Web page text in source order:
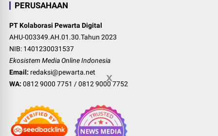
PERUSAHAAN
PT Kolaborasi Pewarta Digital
AHU-003349.AH.01.30.Tahun 2023
NIB: 1401230031537
Ekosistem Media Online Indonesia
Email: redaksi@pewarta.net
WA: 0812 9000 7751 /0812 9000 7752